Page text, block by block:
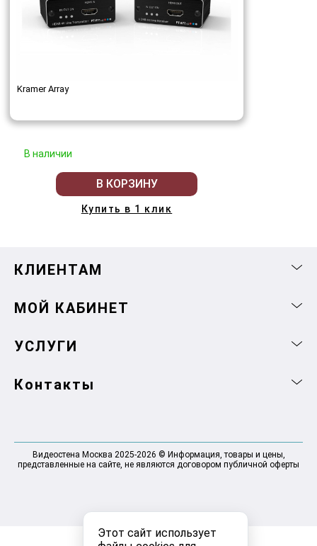
Этот сайт использует
Kramer Array
В наличии
В КОРЗИНУ
Купить в 1 клик
КЛИЕНТАМ
МОЙ КАБИНЕТ
УСЛУГИ
Контакты
Видеостена Москва 2025-2026 © Информация, товары и цены,
представленные на сайте, не являются договором публичной оферты